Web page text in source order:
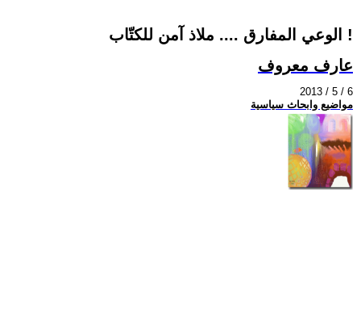
الوعي المفارق .... ملاذ آمن للكتّاب !
عارف معروف
2013 / 5 / 6
مواضيع وابحاث سياسية